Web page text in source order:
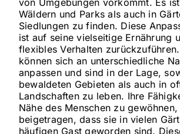
von Umgebungen vorkommt. Es
Wäldern und Parks als auch in
Siedlungen zu finden. Diese
ist auf seine vielseitige Ernährung
flexibles Verhalten
können sich an unterschiedliche
anpassen und sind in der Lage,
bewaldeten Gebieten als auch in
Landschaften zu leben. Ihre
Nähe des Menschen zu
beigetragen, dass sie in vielen
häufigen Gast geworden sind.